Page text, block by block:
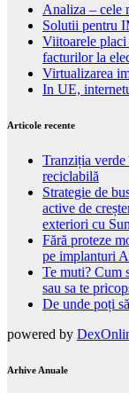
Analiza – cele
Solutii pentru
Viitoarele placi
facturilor la
Virtualizarea
In UE,
Articole recente
Tranziția verde
reciclabilă
Strategie de
active de
exteriori cu
Fără proteze
pe implanturi
Te muti? Cum
sau sa te
De unde poți
powered by
Arhive Anuale